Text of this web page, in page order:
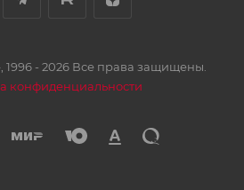
- 2026 Все права защищены.
конфиденциальности